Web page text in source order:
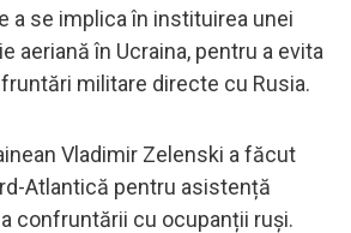
a se implica în instituirea unei
aeriană în Ucraina, pentru a evita
militare directe cu Rusia.
Vladimir Zelenski a făcut
Atlantică pentru asistență
confruntării cu ocupanții ruși.